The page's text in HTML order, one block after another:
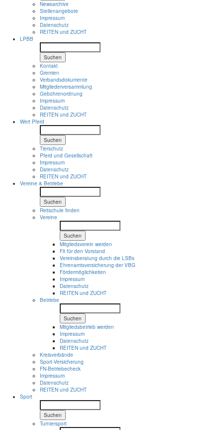
Newsarchive
Stellenangebote
Impressum
Datenschutz
REITEN und ZUCHT
LPBB
Suchen
Kontakt
Gremien
Verbandsdokumente
Mitgliederversammlung
Gebührenordnung
Impressum
Datenschutz
REITEN und ZUCHT
Wert Pferd
Suchen
Tierschutz
Pferd und Gesellschaft
Impressum
Datenschutz
REITEN und ZUCHT
Vereine & Betriebe
Suchen
Reitschule finden
Vereine
Suchen
Mitgliedsverein werden
Fit für den Vorstand
Vereinsberatung durch die LSBs
Ehrenamtsversicherung der VBG
Fördermöglichkeiten
Impressum
Datenschutz
REITEN und ZUCHT
Betriebe
Suchen
Mitgliedsbetrieb werden
Impressum
Datenschutz
REITEN und ZUCHT
Kreisverbände
Sport-Versicherung
FN-Betriebecheck
Impressum
Datenschutz
REITEN und ZUCHT
Sport
Suchen
Turniersport